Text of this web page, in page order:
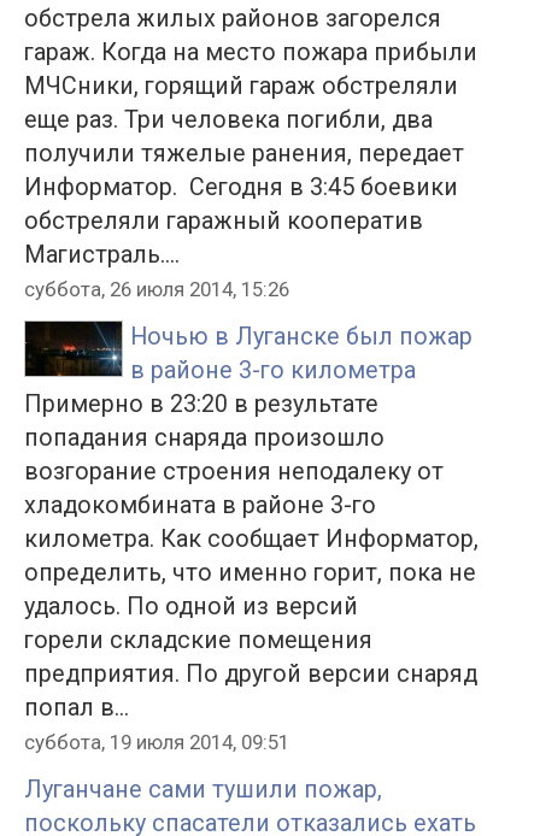
обстрела жилых районов загорелся
гараж. Когда на место пожара прибыли
МЧСники, горящий гараж обстреляли
еще раз. Три человека погибли, два
получили тяжелые ранения, передает
Информатор. Сегодня в 3:45 боевики
обстреляли гаражный кооператив
Магистраль....
суббота, 26 июля 2014, 15:26
Ночью в Луганске был пожар
в районе 3-го километра
Примерно в 23:20 в результате
попадания снаряда произошло
возгорание строения неподалеку от
хладокомбината в районе 3-го
километра. Как сообщает Информатор,
определить, что именно горит, пока не
удалось. По одной из версий
горели складские помещения
предприятия. По другой версии снаряд
попал в...
суббота, 19 июля 2014, 09:51
Луганчане сами тушили пожар,
поскольку спасатели отказались ехать